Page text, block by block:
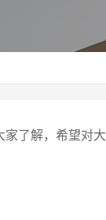
了解，希望对